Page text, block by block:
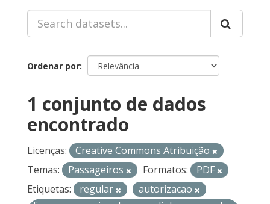
Ordenar por
1 conjunto de dados
encontrado
Licenças:
Creative Commons Atribuição
Temas:
Passageiros Formatos:
PDF
Etiquetas:
regular
autorizacao